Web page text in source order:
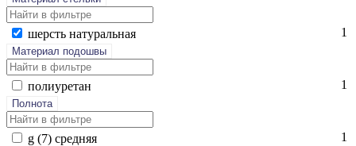
шерсть на­тураль­ная 1
Материал подошвы
по­ли­уре­тан 1
Полнота
g (7) сред­няя 1